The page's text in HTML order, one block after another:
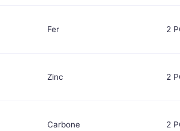
Fer 2
Zinc 2
Carbone 2